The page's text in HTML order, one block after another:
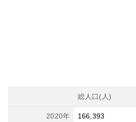
総人口(人)
2020年 166,393